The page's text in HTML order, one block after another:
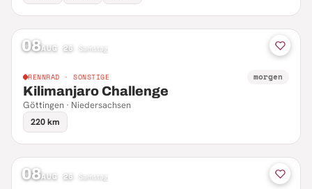
08AUG 26 Samstag
RENNRAD · SONSTIGE morgen
Kilimanjaro Challenge
Göttingen · Niedersachsen
220 km
08AUG 26 Samstag